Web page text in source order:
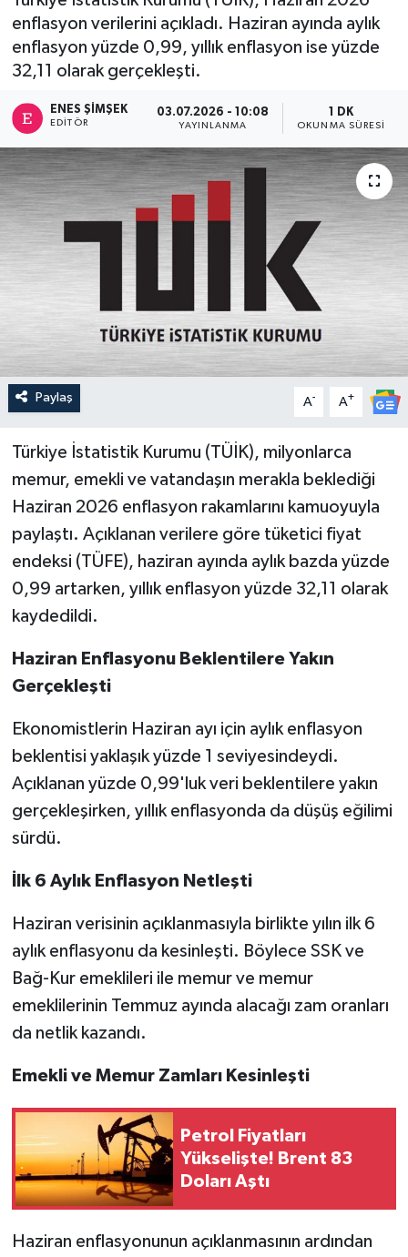
enflasyon verilerini açıkladı. Haziran ayında aylık
enflasyon yüzde 0,99, yıllık enflasyon ise yüzde
32,11 olarak gerçekleşti.
ENES ŞIMŞEK
EDITÖR
03.07.2026 - 10:08
YAYINLANMA
1 DK
OKUNMA SÜRESI
Paylaş A- A+
Türkiye İstatistik Kurumu (TÜİK), milyonlarca
memur, emekli ve vatandaşın merakla beklediği
Haziran 2026 enflasyon rakamlarını kamuoyuyla
paylaştı. Açıklanan verilere göre tüketici fiyat
endeksi (TÜFE), haziran ayında aylık bazda yüzde
0,99 artarken, yıllık enflasyon yüzde 32,11 olarak
kaydedildi.
Haziran Enflasyonu Beklentilere Yakın
Gerçekleşti
Ekonomistlerin Haziran ayı için aylık enflasyon
beklentisi yaklaşık yüzde 1 seviyesindeydi.
Açıklanan yüzde 0,99'luk veri beklentilere yakın
gerçekleşirken, yıllık enflasyonda da düşüş eğilimi
sürdü.
İlk 6 Aylık Enflasyon Netleşti
Haziran verisinin açıklanmasıyla birlikte yılın ilk 6
aylık enflasyonu da kesinleşti. Böylece SSK ve
Bağ-Kur emeklileri ile memur ve memur
emeklilerinin Temmuz ayında alacağı zam oranları
da netlik kazandı.
Emekli ve Memur Zamları Kesinleşti
Petrol Fiyatları
Yükselişte! Brent 83
Doları Aştı
Haziran enflasyonunun açıklanmasının ardından